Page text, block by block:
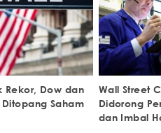
Rekor, Dow dan
Ditopang Saham
Wall Street
Didorong
dan Imbal